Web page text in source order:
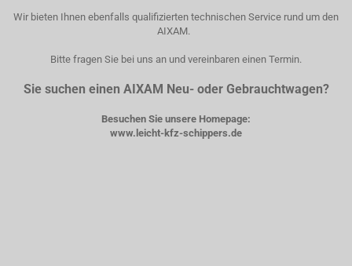
Wir bieten Ihnen ebenfalls qualifizierten technischen Service rund um den
AIXAM.
Bitte fragen Sie bei uns an und vereinbaren einen Termin.
Sie suchen einen AIXAM Neu- oder Gebrauchtwagen?
Besuchen Sie unsere Homepage:
www.leicht-kfz-schippers.de